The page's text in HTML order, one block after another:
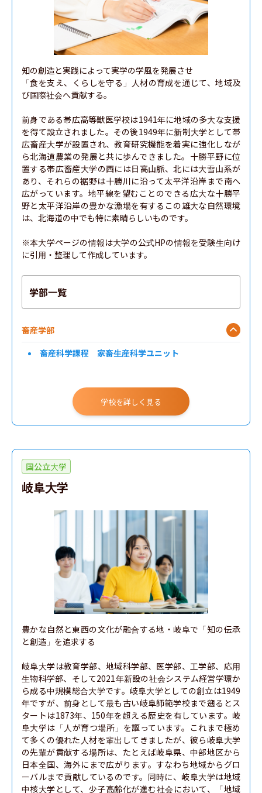
知の創造と実践によって実学の学風を発展させ
「食を支え、くらしを守る」人材の育成を通じて、地域及
び国際社会へ貢献する。
前身である帯広高等獣医学校は1941年に地域の多大な支援
を得て設立されました。その後1949年に新制大学として帯
広畜産大学が設置され、教育研究機能を着実に強化しなが
ら北海道農業の発展と共に歩んできました。十勝平野に位
置する帯広畜産大学の西には日高山脈、北には大雪山系が
あり、それらの裾野は十勝川に沿って太平洋沿岸まで南へ
広がっています。地平線を望むことのできる広大な十勝平
野と太平洋沿岸の豊かな漁場を有するこの雄大な自然環境
は、北海道の中でも特に素晴らしいものです。
※本大学ページの情報は大学の公式HPの情報を受験生向け
に引用・整理して作成しています。
学部一覧
畜産学部
畜産科学課程 家畜生産科学ユニット
学校を詳しく見る
国公立大学
岐阜大学
豊かな自然と東西の文化が融合する地・岐阜で「知の伝承
と創造」を追求する
岐阜大学は教育学部、地域科学部、医学部、工学部、応用
生物科学部、そして2021年新設の社会システム経営学環か
ら成る中規模総合大学です。岐阜大学としての創立は1949
年ですが、前身として最も古い岐阜師範学校まで遡るとス
タートは1873年、150年を超える歴史を有しています。岐
阜大学は「人が育つ場所」を謳っています。これまで極め
て多くの優れた人材を輩出してきましたが、彼ら岐阜大学
の先輩が貢献する場所は、たとえば岐阜県、中部地区から
日本全国、海外にまで広がります。すなわち地域からグロ
ーバルまで貢献しているのです。同時に、岐阜大学は地域
中核大学として、少子高齢化が進む社会において、「地域